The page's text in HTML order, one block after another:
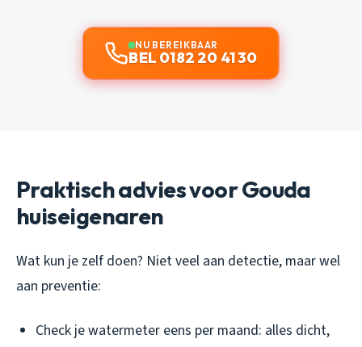
NU BEREIKBAAR
BEL 0182 20 41 30
Praktisch advies voor Gouda
huiseigenaren
Wat kun je zelf doen? Niet veel aan detectie, maar wel
aan preventie:
Check je watermeter eens per maand: alles dicht,